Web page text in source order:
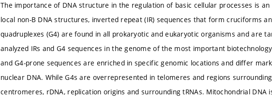
The importance of DNA structure in the regulation of basic cellular processes is
local non-B DNA structures, inverted repeat (IR) sequences that form cruciforms
quadruplexes (G4) are found in all prokaryotic and eukaryotic organisms and are
analyzed IRs and G4 sequences in the genome of the most important
and G4-prone sequences are enriched in specific genomic locations and differ
nuclear DNA. While G4s are overrepresented in telomeres and regions
centromeres, rDNA, replication origins and surrounding tRNAs. Mitochondrial DNA